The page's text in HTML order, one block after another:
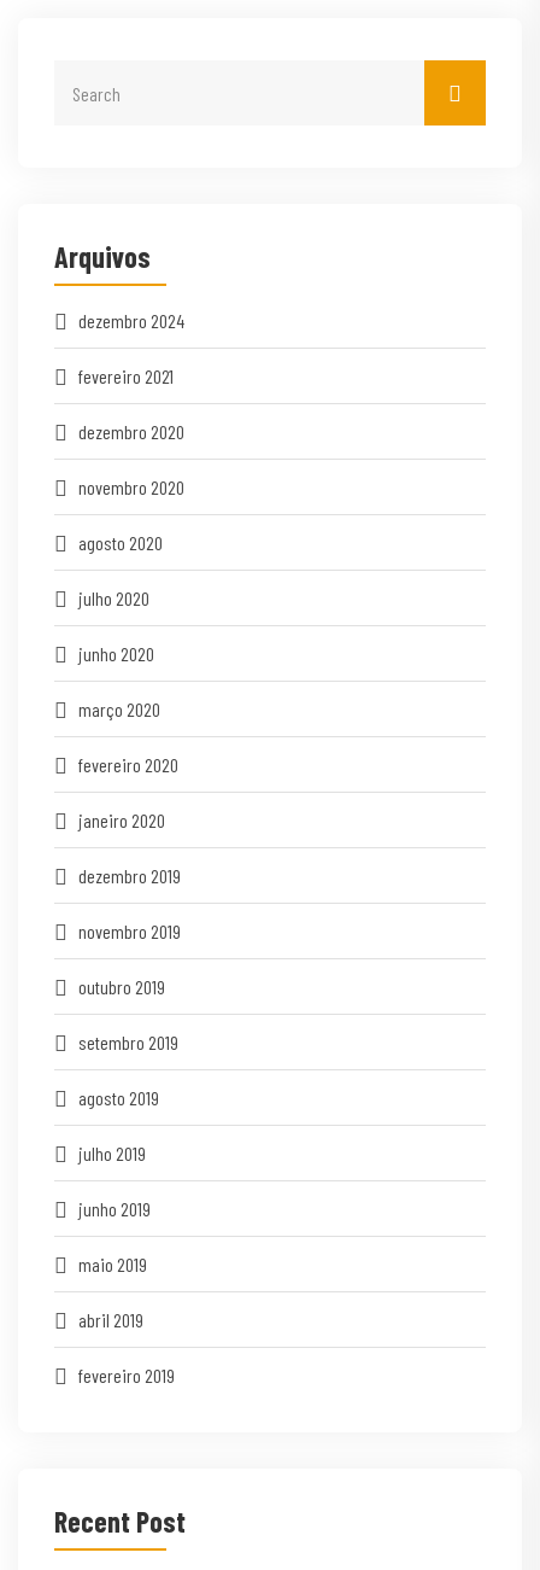
Arquivos
dezembro 2024
fevereiro 2021
dezembro 2020
novembro 2020
agosto 2020
julho 2020
junho 2020
março 2020
fevereiro 2020
janeiro 2020
dezembro 2019
novembro 2019
outubro 2019
setembro 2019
agosto 2019
julho 2019
junho 2019
maio 2019
abril 2019
fevereiro 2019
Recent Post